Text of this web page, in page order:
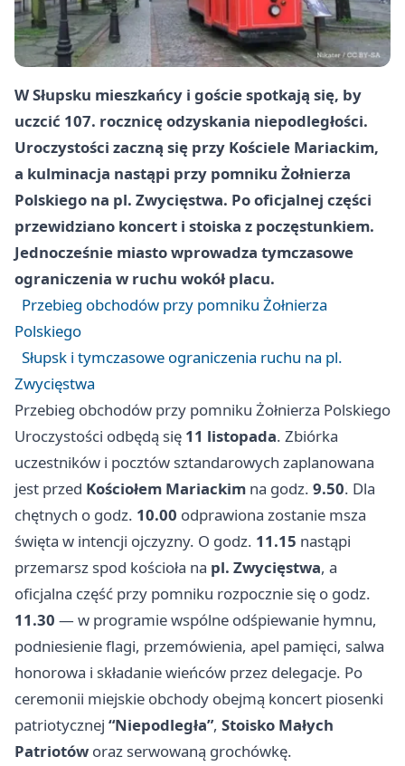
W Słupsku mieszkańcy i goście spotkają się, by
uczcić 107. rocznicę odzyskania niepodległości.
Uroczystości zaczną się przy Kościele Mariackim,
a kulminacja nastąpi przy pomniku Żołnierza
Polskiego na pl. Zwycięstwa. Po oficjalnej części
przewidziano koncert i stoiska z poczęstunkiem.
Jednocześnie miasto wprowadza tymczasowe
ograniczenia w ruchu wokół placu.
Przebieg obchodów przy pomniku Żołnierza
Polskiego
Słupsk i tymczasowe ograniczenia ruchu na pl.
Zwycięstwa
Przebieg obchodów przy pomniku Żołnierza Polskiego
Uroczystości odbędą się 11 listopada. Zbiórka
uczestników i pocztów sztandarowych zaplanowana
jest przed Kościołem Mariackim na godz. 9.50. Dla
chętnych o godz. 10.00 odprawiona zostanie msza
święta w intencji ojczyzny. O godz. 11.15 nastąpi
przemarsz spod kościoła na pl. Zwycięstwa, a
oficjalna część przy pomniku rozpocznie się o godz.
11.30 — w programie wspólne odśpiewanie hymnu,
podniesienie flagi, przemówienia, apel pamięci, salwa
honorowa i składanie wieńców przez delegacje. Po
ceremonii miejskie obchody obejmą koncert piosenki
patriotycznej “Niepodległa”, Stoisko Małych
Patriotów oraz serwowaną grochówkę.